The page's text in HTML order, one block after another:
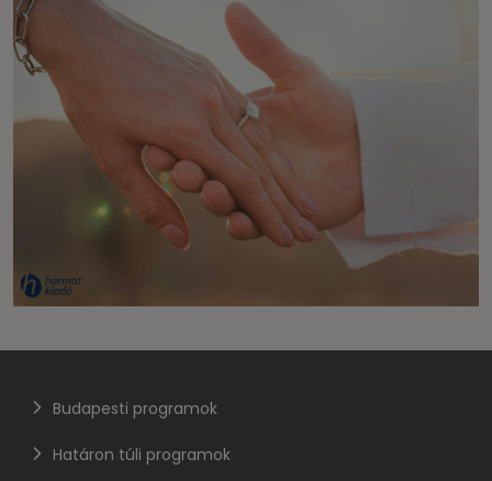
Budapesti programok
Határon túli programok